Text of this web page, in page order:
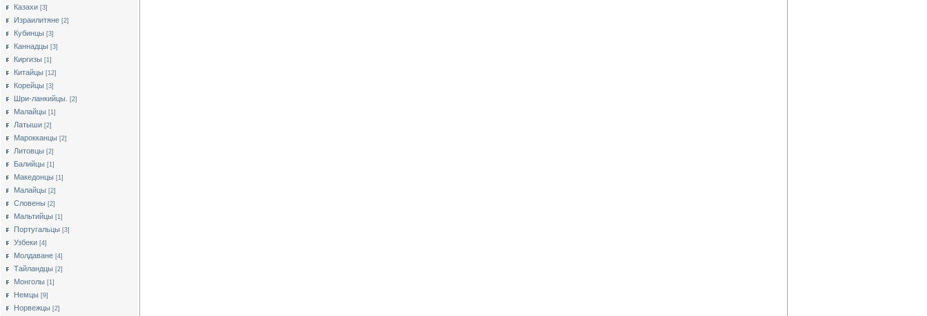
Казахи [3]
Израилитяне [2]
Кубинцы [3]
Каннадцы [3]
Киргизы [1]
Китайцы [12]
Корейцы [3]
Шри-ланкийцы. [2]
Малайцы [1]
Латыши [2]
Марокканцы [2]
Литовцы [2]
Балийцы [1]
Македонцы [1]
Малайцы [2]
Словены [2]
Мальтийцы [1]
Португальцы [3]
Узбеки [4]
Молдаване [4]
Тайландцы [2]
Монголы [1]
Немцы [9]
Норвежцы [2]